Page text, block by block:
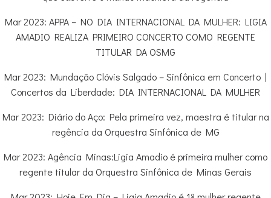
Mar 2023: APPA – NO DIA INTERNACIONAL DA MULHER: LIGIA
AMADIO REALIZA PRIMEIRO CONCERTO COMO REGENTE
TITULAR DA OSMG
Mar 2023: Mundação Clóvis Salgado – Sinfônica em Concerto |
Concertos da Liberdade: DIA INTERNACIONAL DA MULHER
Mar 2023: Diário do Aço: Pela primeira vez, maestra é titular na
regência da Orquestra Sinfônica de MG
Mar 2023: Agência Minas:Ligia Amadio é primeira mulher como
regente titular da Orquestra Sinfônica de Minas Gerais